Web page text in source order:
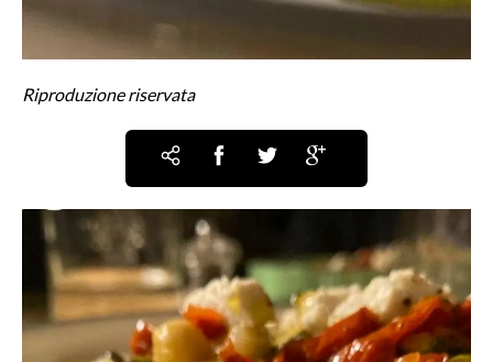
Riproduzione riservata